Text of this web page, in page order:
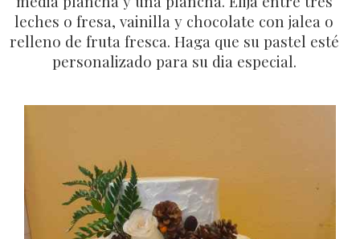
leches o fresa, vainilla y chocolate con jalea o
relleno de fruta fresca. Haga que su pastel esté
personalizado para su dia especial.